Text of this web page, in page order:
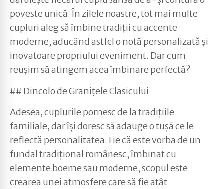
poveste unică. În zilele noastre, tot mai multe
cupluri aleg să îmbine tradiții cu accente
moderne, aducând astfel o notă personalizată și
inovatoare propriului eveniment. Dar cum
reușim să atingem acea îmbinare perfectă?
## Dincolo de Granițele Clasicului
Adesea, cuplurile pornesc de la tradițiile
familiale, dar își doresc să adauge o tușă ce le
reflectă personalitatea. Fie că este vorba de un
fundal tradițional românesc, îmbinat cu
elemente boeme sau moderne, scopul este
crearea unei atmosfere care să fie atât